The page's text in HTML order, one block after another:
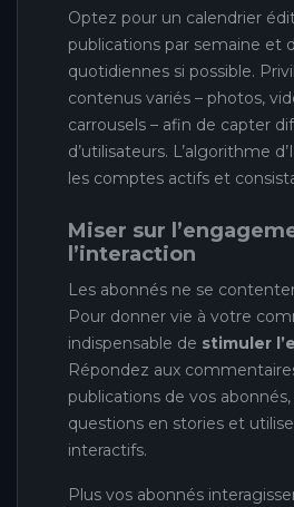
Optez pour un calendrier
publications par semaine et
quotidiennes si possible.
contenus variés – photos,
carrousels – afin de capter
d’utilisateurs. L’algorithme
les comptes actifs et
Miser sur
l’interaction
Les abonnés ne se
Pour donner vie à votre
indispensable de stimuler
Répondez aux
publications de vos
questions en stories et
interactifs.
Plus vos abonnés